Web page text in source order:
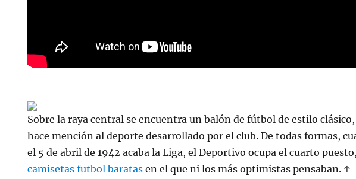
Sobre la raya central se encuentra un balón de fútbol de estilo clásico,
hace mención al deporte desarrollado por el club. De todas formas,
el 5 de abril de 1942 acaba la Liga, el Deportivo ocupa el cuarto puesto,
camisetas futbol baratas en el que ni los más optimistas pensaban. ↑